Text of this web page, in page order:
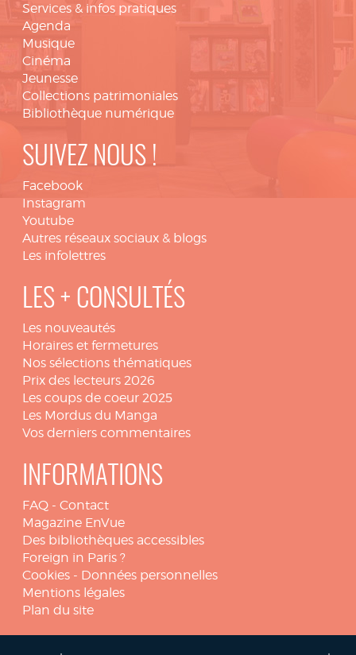
Services & infos pratiques
Agenda
Musique
Cinéma
Jeunesse
Collections patrimoniales
Bibliothèque numérique
SUIVEZ NOUS !
Facebook
Instagram
Youtube
Autres réseaux sociaux & blogs
Les infolettres
LES + CONSULTÉS
Les nouveautés
Horaires et fermetures
Nos sélections thématiques
Prix des lecteurs 2026
Les coups de coeur 2025
Les Mordus du Manga
Vos derniers commentaires
INFORMATIONS
FAQ - Contact
Magazine EnVue
Des bibliothèques accessibles
Foreign in Paris ?
Cookies - Données personnelles
Mentions légales
Plan du site